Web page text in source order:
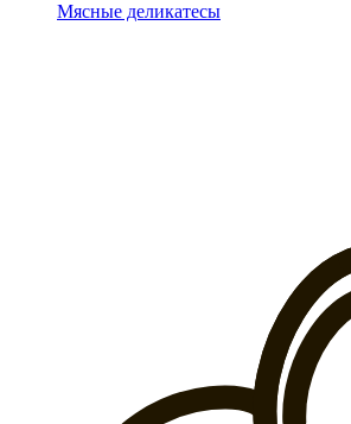
Мясные деликатесы